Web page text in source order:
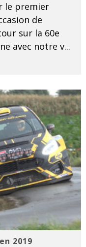
le premier
de
sur la 60e
avec notre v...
2019